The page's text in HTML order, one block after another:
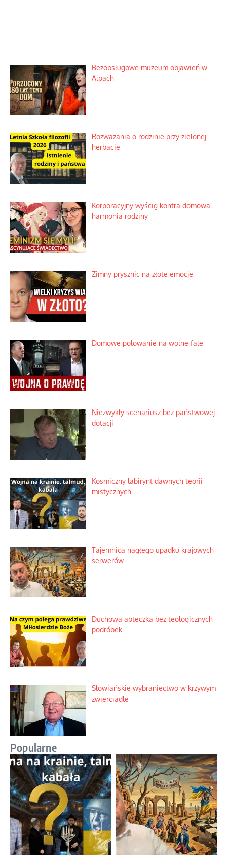
Bezobsługowe muzeum objawień w
Alpach
Rozważania o rodzinie przy zielonej
herbacie
Korporacyjny wyścig kontra domowa
harmonia rodziny
Zimny prysznic na złote emocje
Domowe polowanie na wolne fale
Niezwykły scenariusz bez państwowej
dotacji
Kosmiczny labirynt dawnych teorii
mistycznych
Tajemnica nagłego upadku krajowych
serwerów
Duchowa apteczka bez teologicznych
podróbek
Słowiańskie wybraniectwo w krzywym
zwierciadle
Popularne